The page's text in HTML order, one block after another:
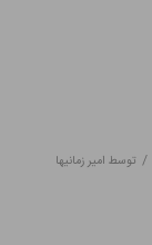
/ توسط امیر زمانیها